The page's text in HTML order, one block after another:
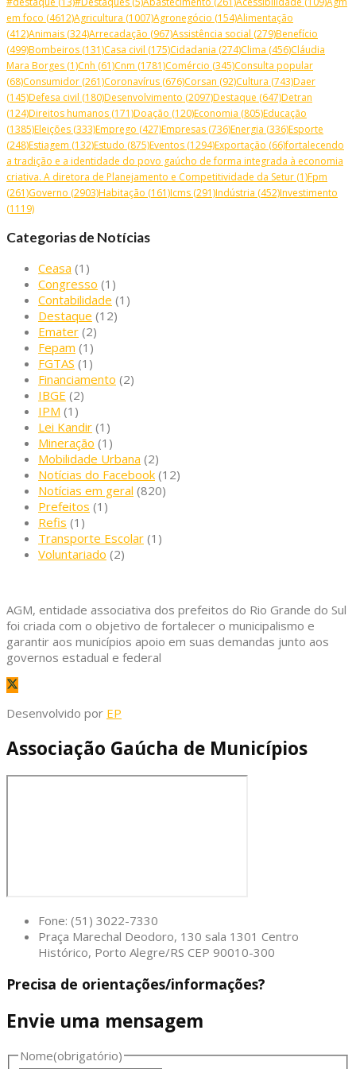
em foco (4612)Agricultura (1007)Agronegócio (154)Alimentação
(412)Animais (324)Arrecadação (967)Assistência social (279)Benefício
(499)Bombeiros (131)Casa civil (175)Cidadania (274)Clima (456)Cláudia
Mara Borges (1)Cnh (61)Cnm (1781)Comércio (345)Consulta popular
(68)Consumidor (261)Coronavírus (676)Corsan (92)Cultura (743)Daer
(145)Defesa civil (180)Desenvolvimento (2097)Destaque (647)Detran
(124)Direitos humanos (171)Doação (120)Economia (805)Educação
(1385)Eleições (333)Emprego (427)Empresas (736)Energia (336)Esporte
(248)Estiagem (132)Estudo (875)Eventos (1294)Exportação (66)fortalecendo
a tradição e a identidade do povo gaúcho de forma integrada à economia
criativa. A diretora de Planejamento e Competitividade da Setur (1)Fpm
(261)Governo (2903)Habitação (161)Icms (291)Indústria (452)Investimento
(1119)
Categorias de Notícias
Ceasa (1)
Congresso (1)
Contabilidade (1)
Destaque (12)
Emater (2)
Fepam (1)
FGTAS (1)
Financiamento (2)
IBGE (2)
IPM (1)
Lei Kandir (1)
Mineração (1)
Mobilidade Urbana (2)
Notícias do Facebook (12)
Notícias em geral (820)
Prefeitos (1)
Refis (1)
Transporte Escolar (1)
Voluntariado (2)
AGM, entidade associativa dos prefeitos do Rio Grande do Sul
foi criada com o objetivo de fortalecer o municipalismo e
garantir aos municípios apoio em suas demandas junto aos
governos estadual e federal
Desenvolvido por EP
Associação Gaúcha de Municípios
Fone: (51) 3022-7330
Praça Marechal Deodoro, 130 sala 1301 Centro
Histórico, Porto Alegre/RS CEP 90010-300
Precisa de orientações/informações?
Envie uma mensagem
Nome(obrigatório)